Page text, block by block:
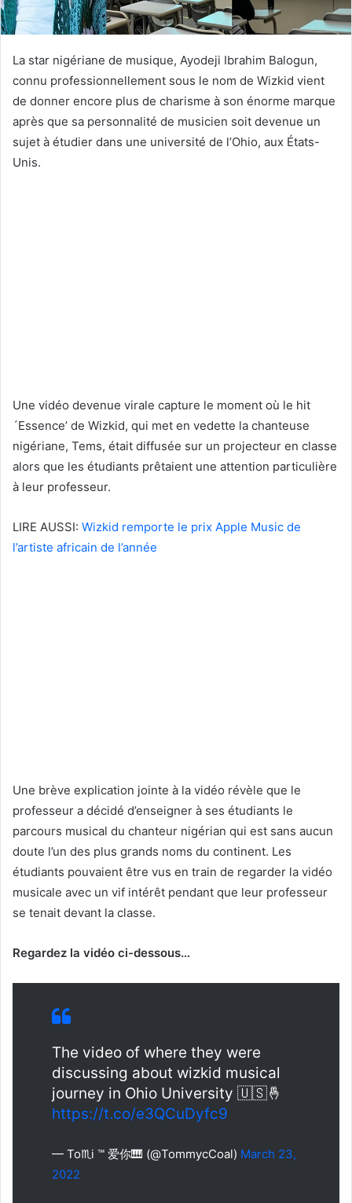
La star nigériane de musique, Ayodeji Ibrahim Balogun,
connu professionnellement sous le nom de Wizkid vient
de donner encore plus de charisme à son énorme marque
après que sa personnalité de musicien soit devenue un
sujet à étudier dans une université de l’Ohio, aux États-
Unis.
Une vidéo devenue virale capture le moment où le hit
´Essence’ de Wizkid, qui met en vedette la chanteuse
nigériane, Tems, était diffusée sur un projecteur en classe
alors que les étudiants prêtaient une attention particulière
à leur professeur.
LIRE AUSSI: Wizkid remporte le prix Apple Music de
l’artiste africain de l’année
Une brève explication jointe à la vidéo révèle que le
professeur a décidé d’enseigner à ses étudiants le
parcours musical du chanteur nigérian qui est sans aucun
doute l’un des plus grands noms du continent. Les
étudiants pouvaient être vus en train de regarder la vidéo
musicale avec un vif intérêt pendant que leur professeur
se tenait devant la classe.
Regardez la vidéo ci-dessous…
The video of where they were
discussing about wizkid musical
journey in Ohio University 🇺🇸🤞
https://t.co/e3QCuDyfc9
— To♏i ™ 爱你🎹 (@TommycCoal) March 23,
2022